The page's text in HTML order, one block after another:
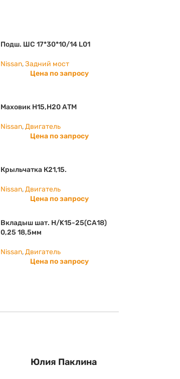
Подш. ШС 17*30*10/14 L01
Nissan, Задний мост
Цена по запросу
Маховик Н15,Н20 АТМ
Nissan, Двигатель
Цена по запросу
Крыльчатка К21,15.
Nissan, Двигатель
Цена по запросу
Вкладыш шат. Н/K15-25(СА18)
0,25 18,5мм
Nissan, Двигатель
Цена по запросу
Юлия Паклина